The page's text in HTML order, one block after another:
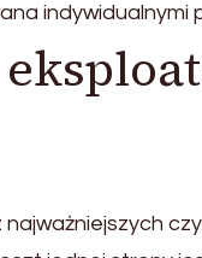
indywidualnymi
najważniejszych